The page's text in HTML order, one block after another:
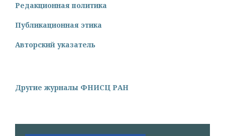
Редакционная политика
Публикационная этика
Авторский указатель
Другие журналы ФНИСЦ РАН